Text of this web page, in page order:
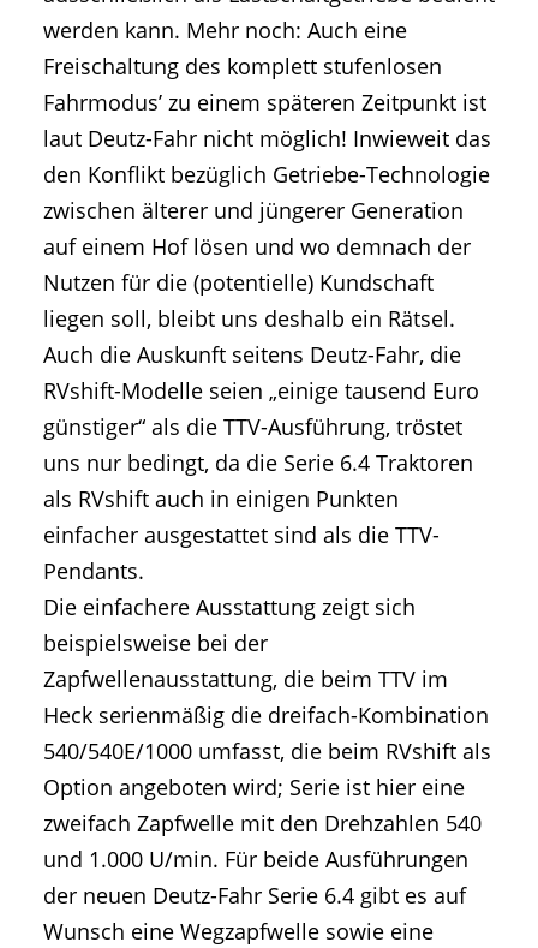
werden kann. Mehr noch: Auch eine
Freischaltung des komplett stufenlosen
Fahrmodus’ zu einem späteren Zeitpunkt ist
laut Deutz-Fahr nicht möglich! Inwieweit das
den Konflikt bezüglich Getriebe-Technologie
zwischen älterer und jüngerer Generation
auf einem Hof lösen und wo demnach der
Nutzen für die (potentielle) Kundschaft
liegen soll, bleibt uns deshalb ein Rätsel.
Auch die Auskunft seitens Deutz-Fahr, die
RVshift-Modelle seien „einige tausend Euro
günstiger“ als die TTV-Ausführung, tröstet
uns nur bedingt, da die Serie 6.4 Traktoren
als RVshift auch in einigen Punkten
einfacher ausgestattet sind als die TTV-
Pendants.
Die einfachere Ausstattung zeigt sich
beispielsweise bei der
Zapfwellenausstattung, die beim TTV im
Heck serienmäßig die dreifach-Kombination
540/540E/1000 umfasst, die beim RVshift als
Option angeboten wird; Serie ist hier eine
zweifach Zapfwelle mit den Drehzahlen 540
und 1.000 U/min. Für beide Ausführungen
der neuen Deutz-Fahr Serie 6.4 gibt es auf
Wunsch eine Wegzapfwelle sowie eine